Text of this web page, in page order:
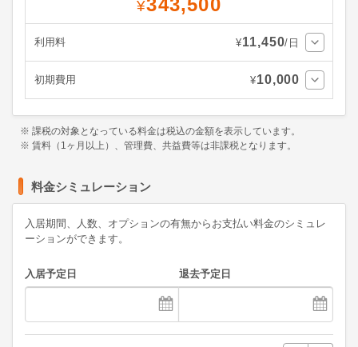
¥
利用料 ¥11,450/日
初期費用 ¥10,000
※ 課税の対象となっている料金は税込の金額を表示しています。
※ 賃料（1ヶ月以上）、管理費、共益費等は非課税となります。
料金シミュレーション
入居期間、人数、オプションの有無からお支払い料金のシミュレ
ーションができます。
入居予定日 退去予定日